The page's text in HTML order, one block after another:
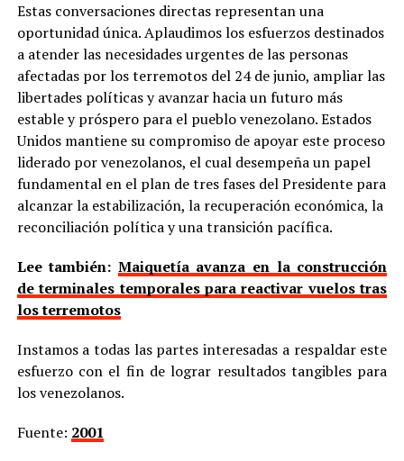
Estas conversaciones directas representan una
oportunidad única. Aplaudimos los esfuerzos destinados
a atender las necesidades urgentes de las personas
afectadas por los terremotos del 24 de junio, ampliar las
libertades políticas y avanzar hacia un futuro más
estable y próspero para el pueblo venezolano. Estados
Unidos mantiene su compromiso de apoyar este proceso
liderado por venezolanos, el cual desempeña un papel
fundamental en el plan de tres fases del Presidente para
alcanzar la estabilización, la recuperación económica, la
reconciliación política y una transición pacífica.
Lee también: Maiquetía avanza en la construcción
de terminales temporales para reactivar vuelos tras
los terremotos
Instamos a todas las partes interesadas a respaldar este
esfuerzo con el fin de lograr resultados tangibles para
los venezolanos.
Fuente: 2001